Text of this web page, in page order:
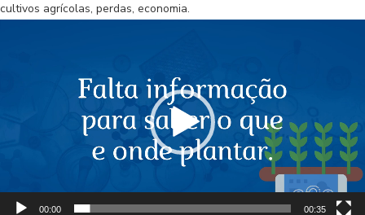
cultivos agrícolas, perdas, economia.
00:00 00:35